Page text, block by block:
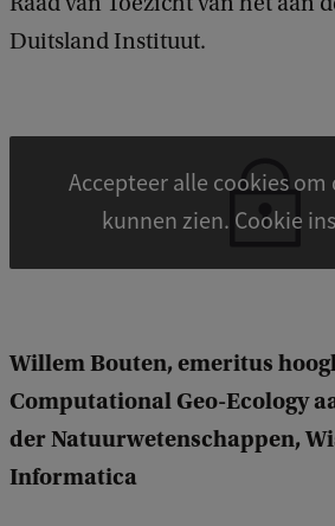
Duitsland Instituut.
Accepteer alle cookies om
kunnen zien.
Willem Bouten, emeritus
Computational Geo-Ecology
der Natuurwetenschappen,
Informatica